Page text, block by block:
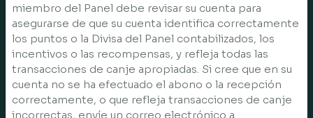
miembro del Panel debe revisar su cuenta para
asegurarse de que su cuenta identifica correctamente
los puntos o la Divisa del Panel contabilizados, los
incentivos o las recompensas, y refleja todas las
transacciones de canje apropiadas. Si cree que en su
cuenta no se ha efectuado el abono o la recepción
correctamente, o que refleja transacciones de canje
incorrectas, envíe un correo electrónico a